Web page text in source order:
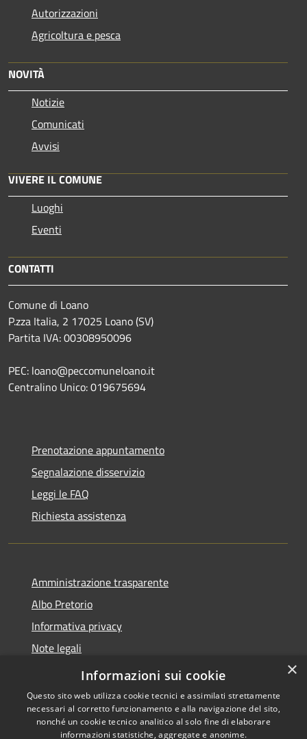
Autorizzazioni
Agricoltura e pesca
NOVITÀ
Notizie
Comunicati
Avvisi
VIVERE IL COMUNE
Luoghi
Eventi
CONTATTI
Comune di Loano
P.zza Italia, 2 17025 Loano (SV)
Partita IVA: 00308950096
PEC: loano@peccomuneloano.it
Centralino Unico: 019675694
Prenotazione appuntamento
Segnalazione disservizio
Leggi le FAQ
Richiesta assistenza
Amministrazione trasparente
Albo Pretorio
Informativa privacy
Note legali
Dichiarazione di accessibilità
×
Informazioni sui cookie
Questo sito web utilizza cookie tecnici e assimilati strettamente
necessari al corretto funzionamento e alla navigazione del sito,
nonché un cookie tecnico analitico al solo fine di elaborare
informazioni statistiche, aggregate e anonime.